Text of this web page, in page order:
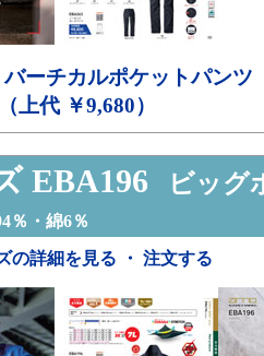
バーチカルポケットパンツ
上代 ￥9,680）
EBA196 ビッグ
％・綿6％
の詳細を見る ・ 注文する